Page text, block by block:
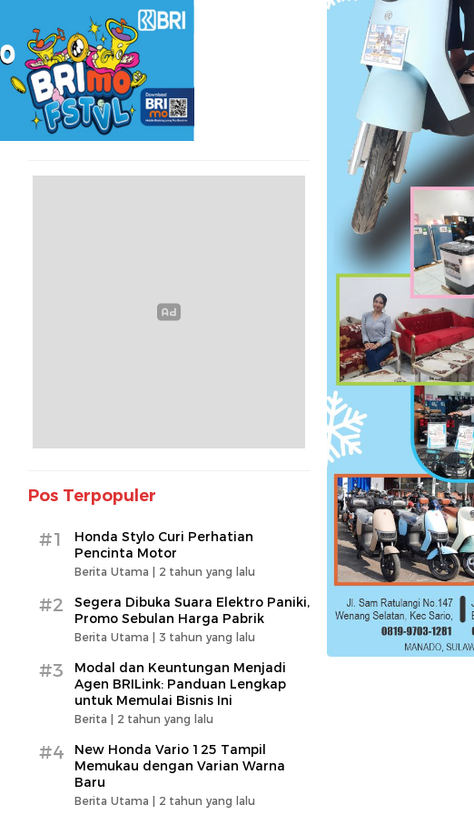
Pos Terpopuler
#1
Honda Stylo Curi Perhatian
Pencinta Motor
Berita Utama | 2 tahun yang lalu
#2
Segera Dibuka Suara Elektro Paniki,
Promo Sebulan Harga Pabrik
Berita Utama | 3 tahun yang lalu
#3
Modal dan Keuntungan Menjadi
Agen BRILink: Panduan Lengkap
untuk Memulai Bisnis Ini
Berita | 2 tahun yang lalu
#4
New Honda Vario 125 Tampil
Memukau dengan Varian Warna
Baru
Berita Utama | 2 tahun yang lalu